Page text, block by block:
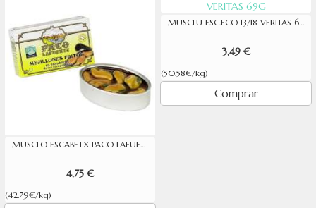
MUSCLO ESCABETX PACO LAFUENTE 12/14P.OL-120
4,75 €
(42.79€/kg)
MUSCLU ESC.ECO 13/18 VERITAS 69G
3,49 €
(50.58€/kg)
Comprar